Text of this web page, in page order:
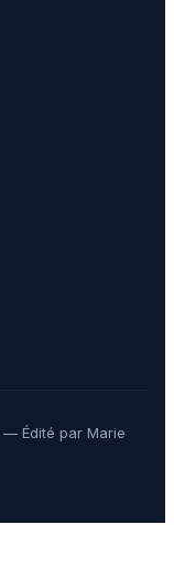
Édité par Marie